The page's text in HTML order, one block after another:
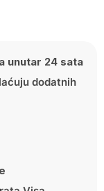
unutar 24 sata
dodatnih